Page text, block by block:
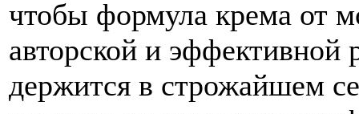
чтобы формула крема от
авторской и эффективной
держится в строжайшем